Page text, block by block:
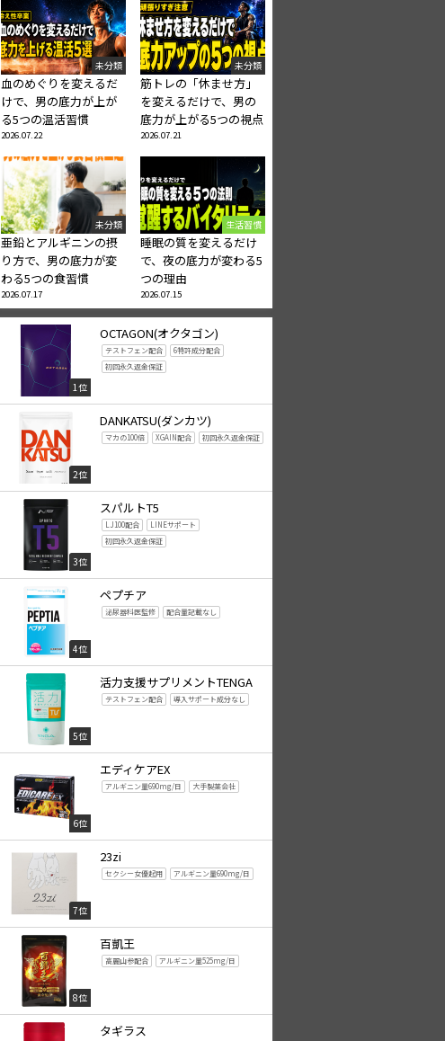
未分類
血のめぐりを変えるだ
けで、男の底力が上が
る5つの温活習慣
2026.07.22
未分類
筋トレの「休ませ方」
を変えるだけで、男の
底力が上がる5つの視点
2026.07.21
未分類
亜鉛とアルギニンの摂
り方で、男の底力が変
わる5つの食習慣
2026.07.17
生活習慣
睡眠の質を変えるだけ
で、夜の底力が変わる5
つの理由
2026.07.15
1位
OCTAGON(オクタゴン)
テストフェン配合
6特許成分配合
初回永久返金保証
2位
DANKATSU(ダンカツ)
マカの100倍 XGAIN配合 初回永久返金保証
3位
スパルトT5
LJ100配合
LINEサポート
初回永久返金保証
4位
ペプチア
泌尿器科医監修 配合量記載なし
5位
活力支援サプリメントTENGA
テストフェン配合 導入サポート成分なし
6位
エディケアEX
アルギニン量690mg/日 大手製薬会社
7位
23zi
セクシー女優起用 アルギニン量690mg/日
8位
百凱王
高麗山参配合 アルギニン量525mg/日
タギラス